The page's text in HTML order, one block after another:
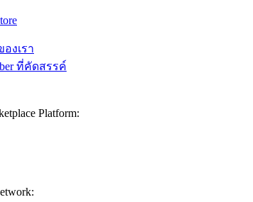
งเรา
ที่คัดสรรค์
Platform: